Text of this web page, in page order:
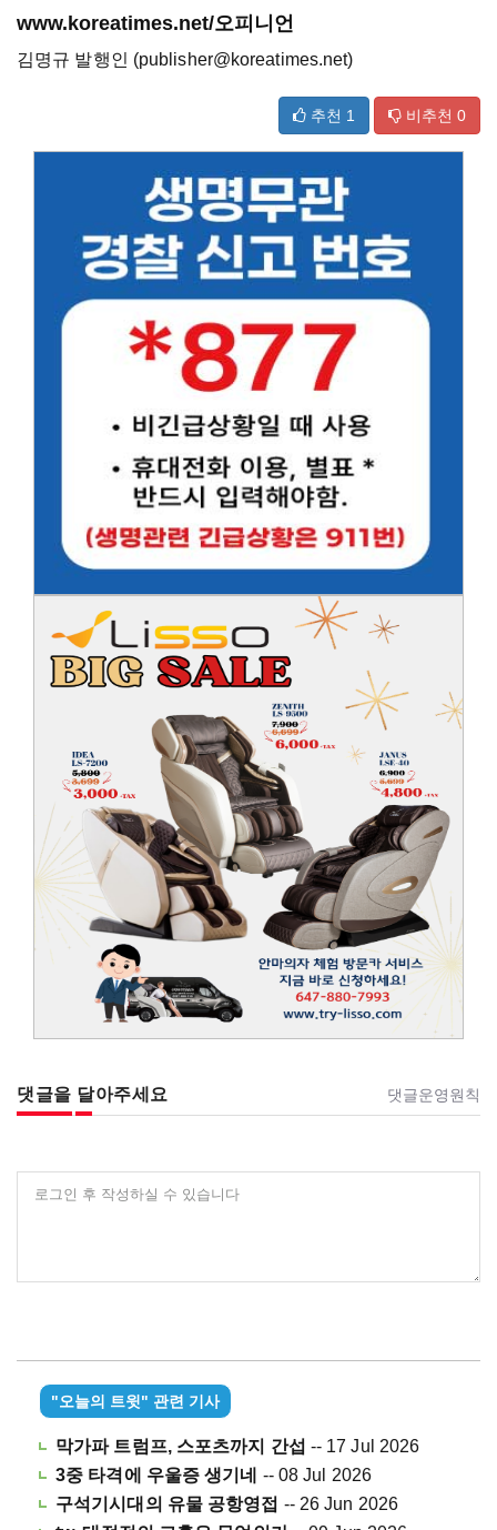
www.koreatimes.net/오피니언
김명규 발행인 (publisher@koreatimes.net)
추천 1 비추천 0
댓글을 달아주세요 댓글운영원칙
로그인 후 작성하실 수 있습니다
"오늘의 트윗" 관련 기사
막가파 트럼프, 스포츠까지 간섭 -- 17 Jul 2026
3중 타격에 우울증 생기네
-- 08 Jul 2026
구석기시대의 유물 공항영접 -- 26 Jun 2026